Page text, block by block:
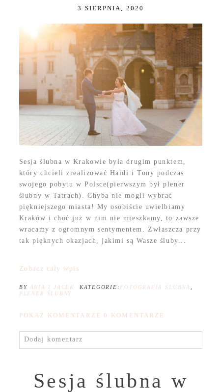
3 SIERPNIA, 2020
Sesja ślubna w Krakowie była drugim punktem,
który chcieli zrealizować Haidi i Tony podczas
swojego pobytu w Polsce(pierwszym był plener
ślubny w Tatrach). Chyba nie mogli wybrać
piękniejszego miasta! My osobiście uwielbiamy
Kraków i choć już w nim nie mieszkamy, to zawsze
wracamy z ogromnym sentymentem. Zwłaszcza przy
tak pięknych okazjach, jakimi są Wasze śluby...
Zobacz cały wpis
BY ANIA I JACEK KATEGORIE: FOTOGRAFIA ŚLUBNA
PLENER ŚLUBNY
POKAŻ KOMENTARZE 0 KOMENTARZE
Dodaj komentarz
Sesja ślubna w